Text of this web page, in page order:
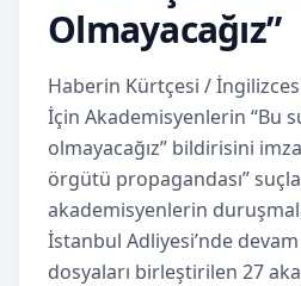
Olmayacağız”
Haberin Kürtçesi / İngilizcesi
İçin Akademisyenlerin “Bu
olmayacağız” bildirisini
örgütü propagandası”
akademisyenlerin
İstanbul Adliyesi’nde devam
dosyaları birleştirilen 27